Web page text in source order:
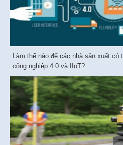
Làm thế nào để các nhà sản xuất có
công nghiệp 4.0 và IIoT?